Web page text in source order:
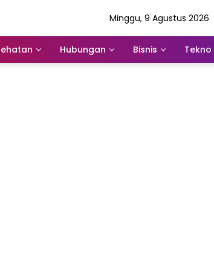
Minggu, 9 Agustus 2026
Hubungan Bisnis Tekno